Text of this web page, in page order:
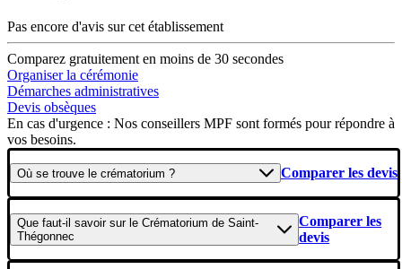
Pas encore d'avis sur cet établissement
Comparez gratuitement en moins de 30 secondes
Organiser la cérémonie
Démarches administratives
Devis obsèques
En cas d'urgence : Nos conseillers MPF sont formés pour répondre à
vos besoins.
Où se trouve le crématorium ? Comparer les devis
Que faut-il savoirsur le Crématorium de Saint-
Thégonnec
Comparer les
devis